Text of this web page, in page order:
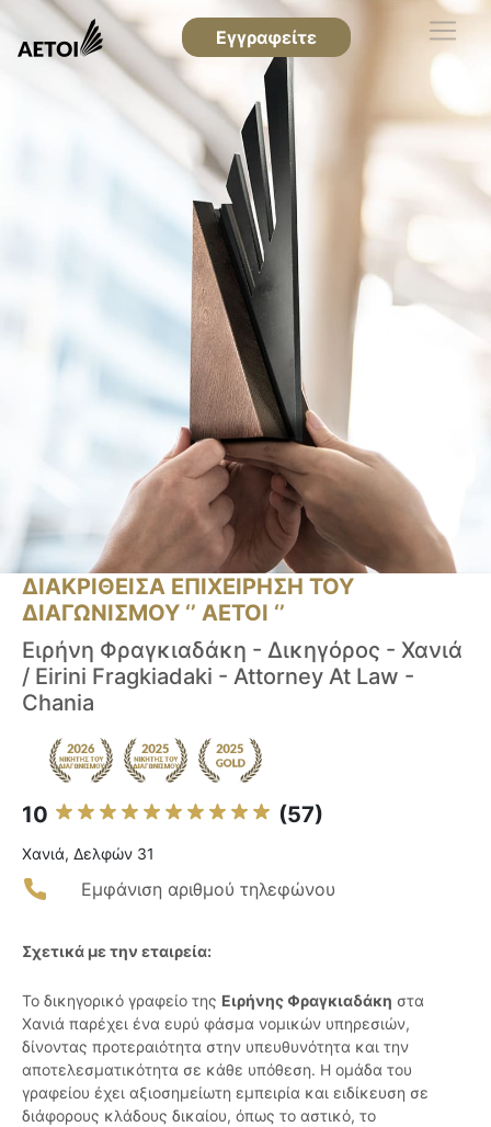
Εγγραφείτε
ΔΙΑΚΡΙΘΕΙΣΑ ΕΠΙΧΕΙΡΗΣΗ ΤΟΥ
ΔΙΑΓΩΝΙΣΜΟΥ ‘’ ΑΕΤΟΙ ‘’
Ειρήνη Φραγκιαδάκη - Δικηγόρος - Χανιά
/ Eirini Fragkiadaki - Attorney At Law -
Chania
10 (57)
Χανιά, Δελφών 31
Εμφάνιση αριθμού τηλεφώνου
Σχετικά με την εταιρεία:
Το δικηγορικό γραφείο της Ειρήνης Φραγκιαδάκη στα
Χανιά παρέχει ένα ευρύ φάσμα νομικών υπηρεσιών,
δίνοντας προτεραιότητα στην υπευθυνότητα και την
αποτελεσματικότητα σε κάθε υπόθεση. Η ομάδα του
γραφείου έχει αξιοσημείωτη εμπειρία και ειδίκευση σε
διάφορους κλάδους δικαίου, όπως το αστικό, το